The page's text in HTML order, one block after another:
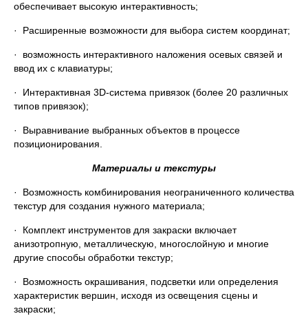
обеспечивает высокую интерактивность;
· Расширенные возможности для выбора систем координат;
· возможность интерактивного наложения осевых связей и
ввод их с клавиатуры;
· Интерактивная 3D-система привязок (более 20 различных
типов привязок);
· Выравнивание выбранных объектов в процессе
позиционирования.
Материалы и текстуры
· Возможность комбинирования неограниченного количества
текстур для создания нужного материала;
· Комплект инструментов для закраски включает
анизотропную, металлическую, многослойную и многие
другие способы обработки текстур;
· Возможность окрашивания, подсветки или определения
характеристик вершин, исходя из освещения сцены и
закраски;